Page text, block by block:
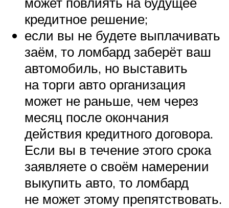
кредитное решение;
если вы не будете выплачивать
заём, то ломбард заберёт ваш
автомобиль, но выставить
на торги авто организация
может не раньше, чем через
месяц после окончания
действия кредитного договора.
Если вы в течение этого срока
заявляете о своём намерении
выкупить авто, то ломбард
не может этому препятствовать.